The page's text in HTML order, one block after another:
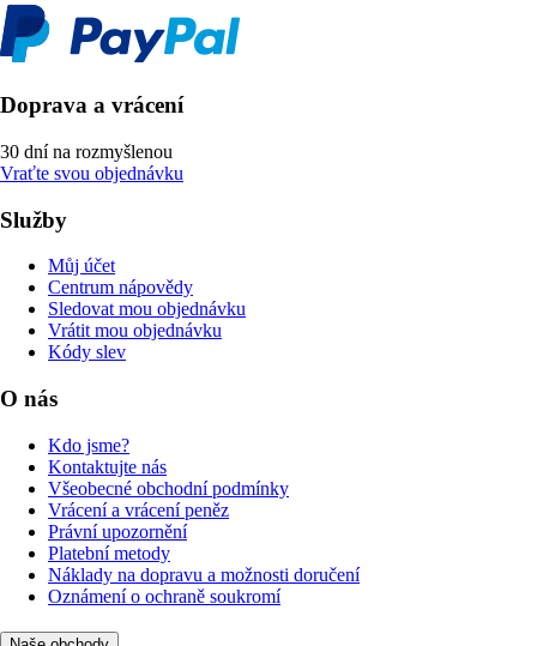
Doprava a vrácení
30 dní na rozmyšlenou
Vraťte svou objednávku
Služby
Můj účet
Centrum nápovědy
Sledovat mou objednávku
Vrátit mou objednávku
Kódy slev
O nás
Kdo jsme?
Kontaktujte nás
Všeobecné obchodní podmínky
Vrácení a vrácení peněz
Právní upozornění
Platební metody
Náklady na dopravu a možnosti doručení
Oznámení o ochraně soukromí